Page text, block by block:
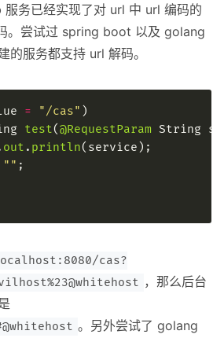
务已经实现了对 url 中 url 编码的
。尝试过 spring boot 以及 golang
的服务都支持 url 解码。
= "/cas"
test(@RequestParam
out . println
""
cas?
，那么后台
。另外尝试了 golang